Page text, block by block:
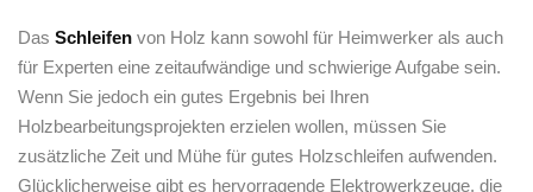
Das Schleifen von Holz kann sowohl für Heimwerker als auch
für Experten eine zeitaufwändige und schwierige Aufgabe sein.
Wenn Sie jedoch ein gutes Ergebnis bei Ihren
Holzbearbeitungsprojekten erzielen wollen, müssen Sie
zusätzliche Zeit und Mühe für gutes Holzschleifen aufwenden.
Glücklicherweise gibt es hervorragende Elektrowerkzeuge, die